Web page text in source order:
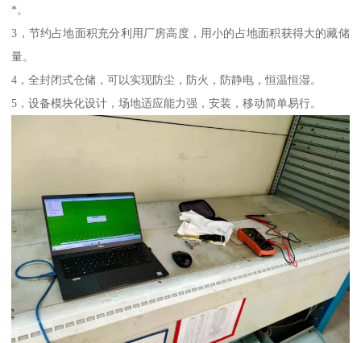
*。
3，节约占地面积充分利用厂房高度，用小的占地面积获得大的藏储
量。
4，全封闭式仓储，可以实现防尘，防火，防静电，恒温恒湿。
5，设备模块化设计，场地适应能力强，安装，移动简单易行。